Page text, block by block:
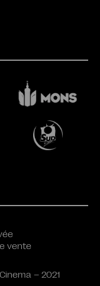
vente
– 2021